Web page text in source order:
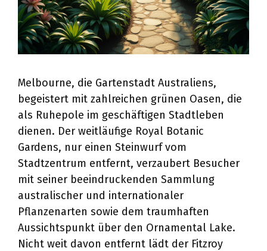
Melbourne, die Gartenstadt Australiens,
begeistert mit zahlreichen grünen Oasen, die
als Ruhepole im geschäftigen Stadtleben
dienen. Der weitläufige Royal Botanic
Gardens, nur einen Steinwurf vom
Stadtzentrum entfernt, verzaubert Besucher
mit seiner beeindruckenden Sammlung
australischer und internationaler
Pflanzenarten sowie dem traumhaften
Aussichtspunkt über den Ornamental Lake.
Nicht weit davon entfernt lädt der Fitzroy